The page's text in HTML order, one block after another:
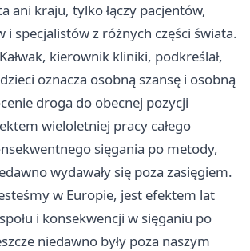
ani kraju, tylko łączy pacjentów,
i specjalistów z różnych części świata.
kierownik kliniki, podkreślał,
oznacza osobną szansę i osobną
droga do obecnej pozycji
wieloletniej pracy całego
sięgania po metody,
wydawały się poza zasięgiem.
w Europie, jest efektem lat
i konsekwencji w sięganiu po
niedawno były poza naszym